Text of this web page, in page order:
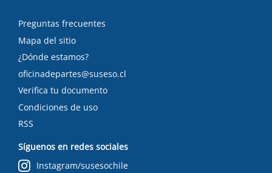
Preguntas frecuentes
Mapa del sitio
¿Dónde estamos?
oficinadepartes@suseso.cl
Verifica tu documento
Condiciones de uso
RSS
Síguenos en redes sociales
Instagram/susesochile